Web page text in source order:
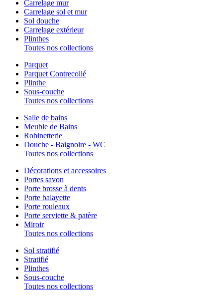
Carrelage mur
Carrelage sol et mur
Sol douche
Carrelage extérieur
Plinthes
Toutes nos collections
Parquet
Parquet Contrecollé
Plinthe
Sous-couche
Toutes nos collections
Salle de bains
Meuble de Bains
Robinetterie
Douche - Baignoire - WC
Toutes nos collections
Décorations et accessoires
Portes savon
Porte brosse à dents
Porte balayette
Porte rouleaux
Porte serviette & patère
Miroir
Toutes nos collections
Sol stratifié
Stratifié
Plinthes
Sous-couche
Toutes nos collections